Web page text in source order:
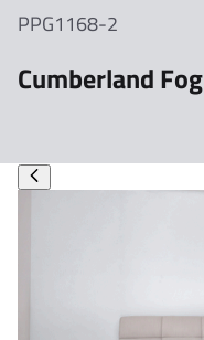
PPG1168-2
Cumberland Fog